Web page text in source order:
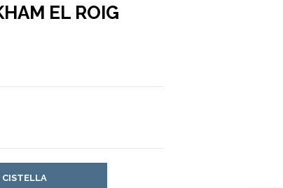
EL ROIG
CISTELLA